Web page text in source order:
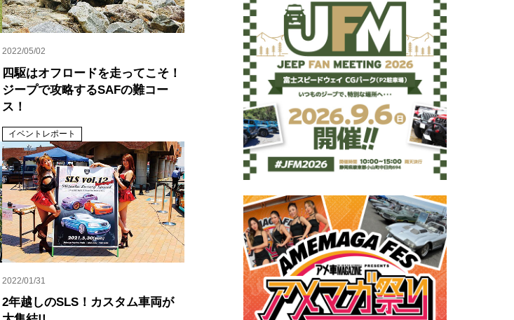
2022/05/02
四駆はオフロードを走ってこそ！
ジープで攻略するSAFの難コー
ス！
イベントレポート
2022/01/31
2年越しのSLS！カスタム車両が